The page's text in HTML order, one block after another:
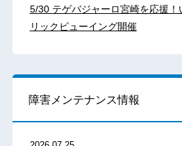
5/30 テゲバジャーロ宮崎を応援
リックビューイング開催
障害メンテナンス情報